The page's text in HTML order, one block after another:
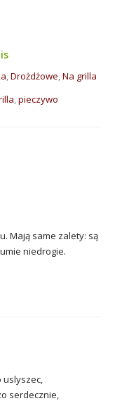
,Drożdżowe,Na grilla
,pieczywo
Mają same zalety: są
niedrogie.
uslyszec,
serdecznie,